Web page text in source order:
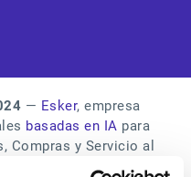
— Esker, empresa
basadas en IA para
Compras y Servicio al
a su equipo de